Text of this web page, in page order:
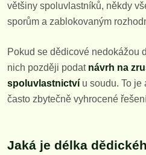
většiny spoluvlastníků, někdy
sporům a zablokovaným
Pokud se dědicové nedokážou
nich později podat návrh na
spoluvlastnictví u soudu. To je
často zbytečně vyhrocené
Jaká je délka